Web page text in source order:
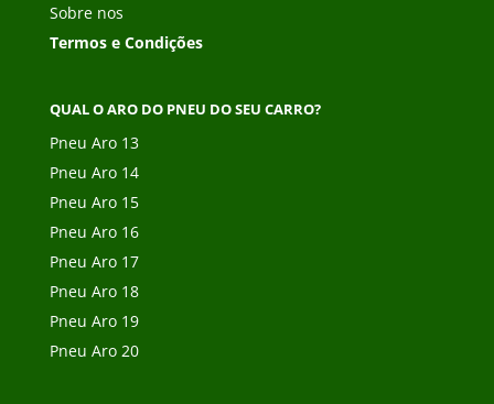
Sobre nos
Termos e Condições
QUAL O ARO DO PNEU DO SEU CARRO?
Pneu Aro 13
Pneu Aro 14
Pneu Aro 15
Pneu Aro 16
Pneu Aro 17
Pneu Aro 18
Pneu Aro 19
Pneu Aro 20